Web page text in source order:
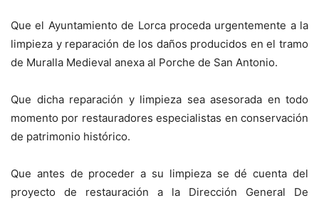
Que el Ayuntamiento de Lorca proceda urgentemente a la
limpieza y reparación de los daños producidos en el tramo
de Muralla Medieval anexa al Porche de San Antonio.
Que dicha reparación y limpieza sea asesorada en todo
momento por restauradores especialistas en conservación
de patrimonio histórico.
Que antes de proceder a su limpieza se dé cuenta del
proyecto de restauración a la Dirección General De